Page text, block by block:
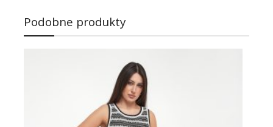
Podobne produkty